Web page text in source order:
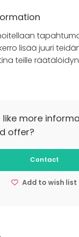
lisää juuri
teille
like more
offer?
Contact
Add to wish list